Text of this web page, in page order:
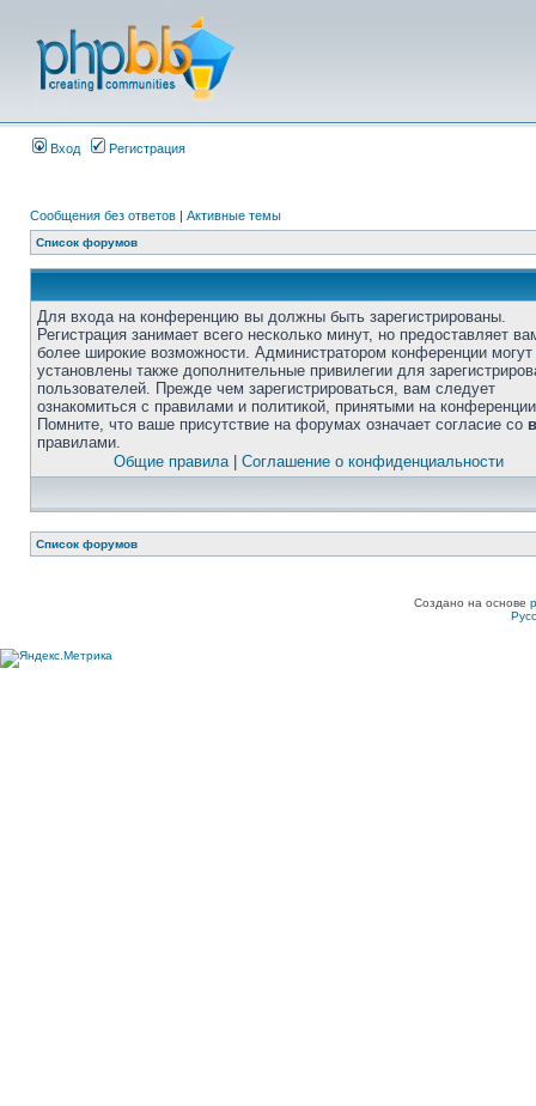
Вход Регистрация
Сообщения без ответов | Активные темы
Список форумов
Для входа на конференцию вы должны быть зарегистрированы.
Регистрация занимает всего несколько минут, но предоставляет
более широкие возможности. Администратором конференции
установлены также дополнительные привилегии для
пользователей. Прежде чем зарегистрироваться, вам следует
ознакомиться с правилами и политикой, принятыми на
Помните, что ваше присутствие на форумах означает согласие со
правилами.
Общие правила| Соглашение о конфиденциальности
Список форумов
Создано на основе